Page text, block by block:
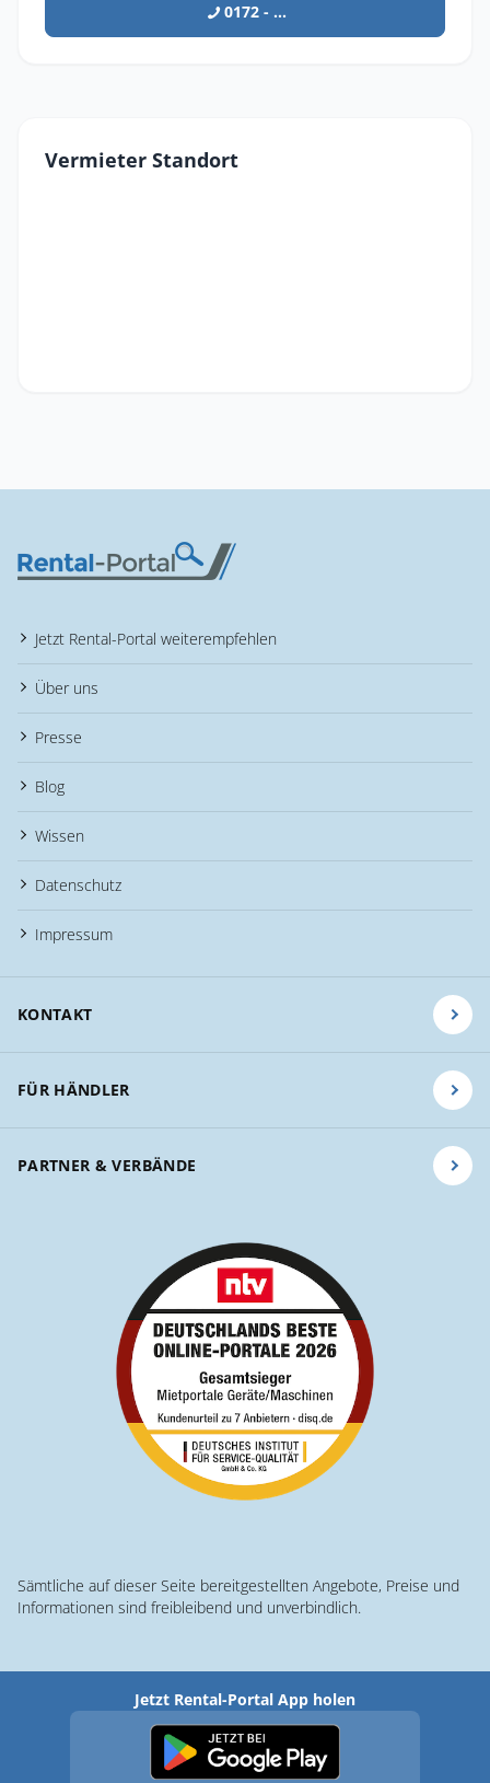
0172 - ...
Vermieter Standort
Jetzt Rental-Portal weiterempfehlen
Über uns
Presse
Blog
Wissen
Datenschutz
Impressum
KONTAKT
FÜR HÄNDLER
PARTNER & VERBÄNDE
Sämtliche auf dieser Seite bereitgestellten Angebote, Preise und
Informationen sind freibleibend und unverbindlich.
Jetzt Rental-Portal App holen